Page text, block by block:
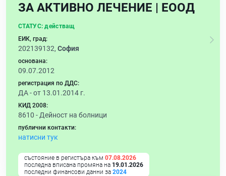
ЗА АКТИВНО ЛЕЧЕНИЕ | ЕООД
СТАТУС: действащ
ЕИК, град:
202139132, София
основана:
09.07.2012
регистрация по ДДС:
ДА - от 13.01.2014 г.
КИД 2008:
8610 - Дейност на болници
публични контакти:
натисни тук
състояние в регистъра към 07.08.2026
последна вписана промяна на 19.01.2026
последни финансови данни за 2024